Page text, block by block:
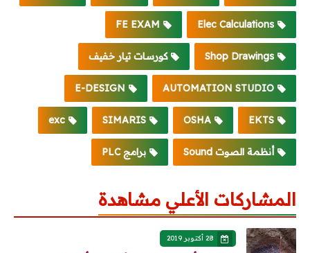
Elec Calculations
FE EXAM
Shop Drawings كورسات تيار خفيف
AUTOMATION STUDIO
E-DESIGN
EKTS
OSHA
SIMARIS
exc
أنظمة الصوت Sound برامج PLC
المشاركات الأعلي مشاهدة
28 أكتوبر 2019